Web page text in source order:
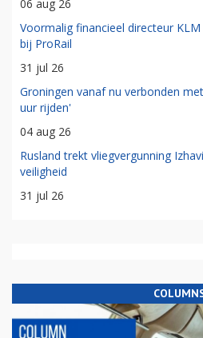
06 aug 26
Voormalig financieel directeur
bij ProRail
31 jul 26
Groningen vanaf nu verbonden
uur rijden'
04 aug 26
Rusland trekt vliegvergunning
veiligheid
31 jul 26